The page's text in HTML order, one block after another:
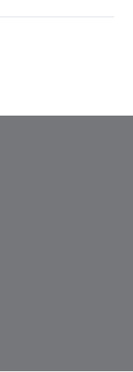
territoriales 1
territoriales 2
territoriales 3
territoriales 4
territoriales 5